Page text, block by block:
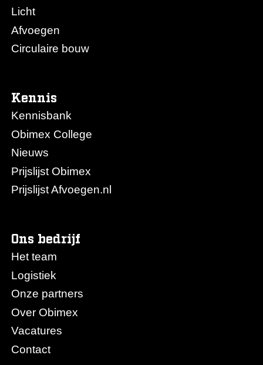
Licht
Afvoegen
Circulaire bouw
Kennis
Kennisbank
Obimex College
Nieuws
Prijslijst Obimex
Prijslijst Afvoegen.nl
Ons bedrijf
Het team
Logistiek
Onze partners
Over Obimex
Vacatures
Contact